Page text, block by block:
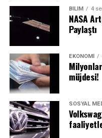
BILIM 4
NASA
Paylaştı
EKONOMI
müjdesi!
SOSYAL